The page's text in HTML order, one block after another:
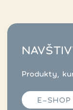
Produkty,
E-SHOP